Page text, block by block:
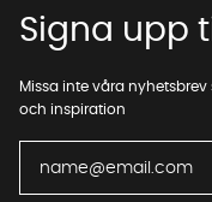
Signa upp
Missa inte våra
och inspiration